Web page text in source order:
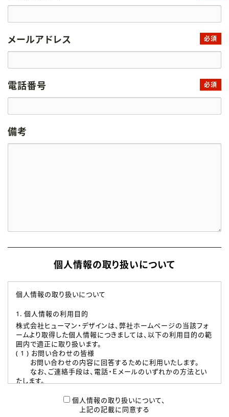
メールアドレス 必須
電話番号 必須
備考
個人情報の取り扱いについて
個人情報の取り扱いについて
1. 個人情報の利用目的
株式会社ヒューマン・デザインは、弊社ホームページの当該フォ
ームより取得した個人情報につきましては、以下の利用目的の範
囲内で適正に取り扱います。
( 1 ) お問い合わせの皆様
お問い合わせの内容に回答するために利用いたします。
なお、ご連絡手段は、電話・Ｅメールのいずれかの方法とい
たします。
本登録に関するご連絡および本登録時の参考情報として利
個人情報の取り扱いについて、
上記の記載に同意する